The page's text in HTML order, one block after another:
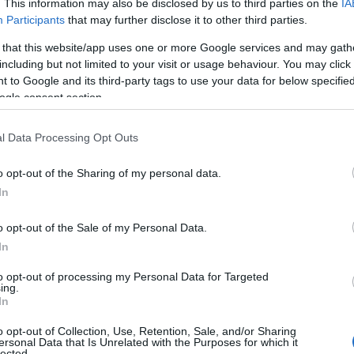
This information may also be disclosed by us to third parties on the
Participants that may further disclose it to other third parties.
this website/app uses one or more Google services and may
but not limited to your visit or usage behaviour. You may
to Google and its third-party tags to use your data for below
consent section.
Data Processing Opt Outs
opt-out of the Sharing of my personal data.
opt-out of the Sale of my Personal Data.
opt-out of processing my Personal Data for Targeted
opt-out of Collection, Use, Retention, Sale, and/or Sharing
Data that Is Unrelated with the Purposes for which it
in večjim otrokom. Zato v tej kategoriji skirojev
zadaj) in dvokolesne skiroje z dvema kolesoma, enim
oseba in najstnikom. Gre za posodobljene in
ležaje in tudi vzmetenje. Odrasli jih pretežno uporabljajo
se zlepa ne poškodujejo in so izjemno vzdržljivi.
daljše razdalje.